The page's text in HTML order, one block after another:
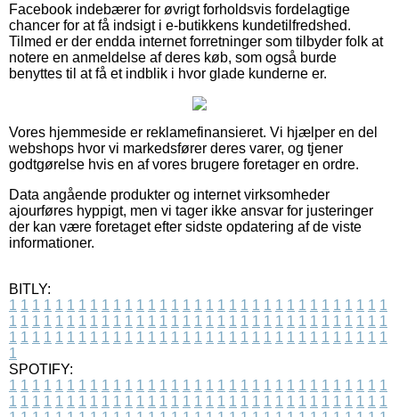
Facebook indebærer for øvrigt forholdsvis fordelagtige
chancer for at få indsigt i e-butikkens kundetilfredshed.
Tilmed er der endda internet forretninger som tilbyder folk at
notere en anmeldelse af deres køb, som også burde
benyttes til at få et indblik i hvor glade kunderne er.
Vores hjemmeside er reklamefinansieret. Vi hjælper en del
webshops hvor vi markedsfører deres varer, og tjener
godtgørelse hvis en af vores brugere foretager en ordre.
Data angående produkter og internet virksomheder
ajourføres hyppigt, men vi tager ikke ansvar for justeringer
der kan være foretaget efter sidste opdatering af de viste
informationer.
BITLY:
1 1 1 1 1 1 1 1 1 1 1 1 1 1 1 1 1 1 1 1 1 1 1 1 1 1 1 1 1 1 1 1 1
1 1 1 1 1 1 1 1 1 1 1 1 1 1 1 1 1 1 1 1 1 1 1 1 1 1 1 1 1 1 1 1 1
1 1 1 1 1 1 1 1 1 1 1 1 1 1 1 1 1 1 1 1 1 1 1 1 1 1 1 1 1 1 1 1 1
1
SPOTIFY:
1 1 1 1 1 1 1 1 1 1 1 1 1 1 1 1 1 1 1 1 1 1 1 1 1 1 1 1 1 1 1 1 1
1 1 1 1 1 1 1 1 1 1 1 1 1 1 1 1 1 1 1 1 1 1 1 1 1 1 1 1 1 1 1 1 1